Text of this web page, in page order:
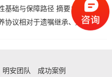
基础与保障路径 摘要：《民
协议相对于遗嘱继承、遗…
明安团队 成功案例